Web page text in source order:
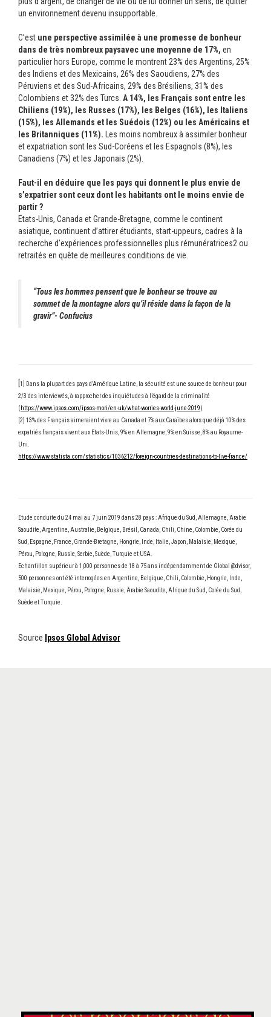
un environnement devenu insupportable.
C’est une perspective assimilée à une promesse de bonheur
dans de très nombreux paysavec une moyenne de 17%, en
particulier hors Europe, comme le montrent 23% des Argentins, 25%
des Indiens et des Mexicains, 26% des Saoudiens, 27% des
Péruviens et des Sud-Africains, 29% des Brésiliens, 31% des
Colombiens et 32% des Turcs. A 14%, les Français sont entre les
Chiliens (19%), les Russes (17%), les Belges (16%), les Italiens
(15%), les Allemands et les Suédois (12%) ou les Américains et
les Britanniques (11%).
Les moins nombreux à assimiler bonheur
et expatriation sont les Sud-Coréens et les Espagnols (8%), les
Canadiens (7%) et les Japonais (2%).
Faut-il en déduire que les pays qui donnent le plus envie de
s’expatrier sont ceux dont les habitants ont le moins envie de
partir ?
Etats-Unis, Canada et Grande-Bretagne, comme le continent
asiatique, continuent d’attirer étudiants, start-uppeurs, cadres à la
recherche d’expériences professionnelles plus rémunératrices2 ou
retraités en quête de meilleures conditions de vie.
“Tous les hommes pensent que le bonheur se trouve au
sommet de la montagne alors qu’il réside dans la façon de la
gravir”- Confucius
[1] Dans la plupart des pays d’Amérique Latine, la sécurité est une source de bonheur pour
2/3 des interviewés, à rapprocher des inquiétudes à l’égard de la criminalité
(https://www.ipsos.com/ipsos-mori/en-uk/what-worries-world-june-2019)
[2] 13% des Français aimeraient vivre au Canada et 7% aux Caraïbes alors que déjà 10% des
expatriés français vivent aux Etats-Unis, 9% en Allemagne, 9% en Suisse, 8% au Royaume-
Uni.
https://www.statista.com/statistics/1036212/foreign-countries-destinations-to-live-france/
Etude conduite du 24 mai au 7 juin 2019 dans 28 pays : Afrique du Sud, Allemagne, Arabie
Saoudite, Argentine, Australie, Belgique, Brésil, Canada, Chili, Chine, Colombie, Corée du
Sud, Espagne, France, Grande-Bretagne, Hongrie, Inde, Italie, Japon, Malaisie, Mexique,
Pérou, Pologne, Russie, Serbie, Suède, Turquie et USA.
Echantillon supérieur à 1,000 personnes de 18 à 75 ans indépendamment de Global @dvisor,
500 personnes ont été interrogées en Argentine, Belgique, Chili, Colombie, Hongrie, Inde,
Malaisie, Mexique, Pérou, Pologne, Russie, Arabie Saoudite, Afrique du Sud, Corée du Sud,
Suède et Turquie
Source Ipsos Global Advisor